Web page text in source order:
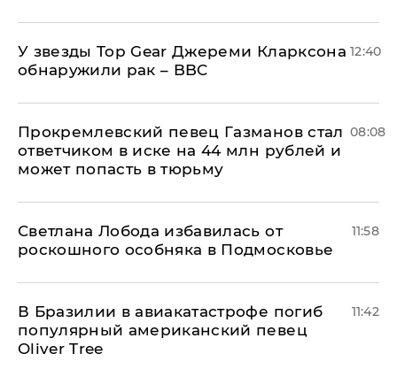
У звезды Top Gear Джереми Кларксона
обнаружили рак – BBC
12:40
Прокремлевский певец Газманов стал
ответчиком в иске на 44 млн рублей и
может попасть в тюрьму
08:08
Светлана Лобода избавилась от
роскошного особняка в Подмосковье
11:58
В Бразилии в авиакатастрофе погиб
популярный американский певец
Oliver Tree
11:42